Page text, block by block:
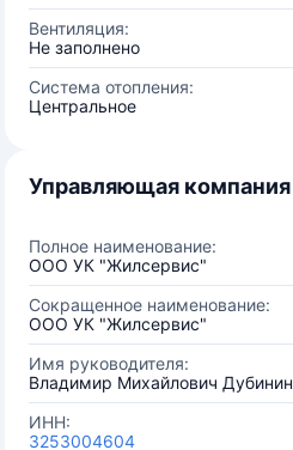
Вентиляция:
Не заполнено
Система отопления:
Центральное
Управляющая компания
Полное наименование:
ООО УК "Жилсервис"
Сокращенное наименование:
ООО УК "Жилсервис"
Имя руководителя:
Владимир Михайлович Дубинин
ИНН:
3253004604